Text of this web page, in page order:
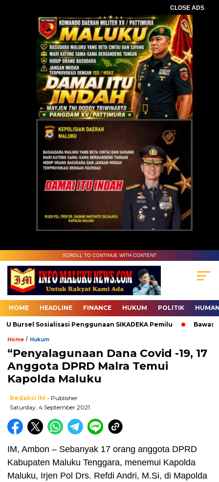
CLOSE ADS
SCROLL TO CONTINUE WITH CONTENT
HOME HEADLINE FINANCE HUKUM POLITIK
Sosialisasi Penggunaan SIKADEKA Pemilu Bawaslu
Home / Hukum
“Penyalagunaan Dana Covid -19, 17
Anggota DPRD Malra Temui
Kapolda Maluku
Redaksi IM - Publisher
Saturday, 4 September 2021
IM, Ambon – Sebanyak 17 orang anggota DPRD
Kabupaten Maluku Tenggara, menemui Kapolda
Maluku, Irjen Pol Drs. Refdi Andri, M.Si, di Mapolda